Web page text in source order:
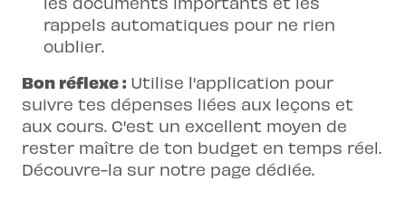
rappels automatiques pour ne rien
oublier.
Bon réflexe : Utilise l'application pour
suivre tes dépenses liées aux leçons et
aux cours. C'est un excellent moyen de
rester maître de ton budget en temps réel.
Découvre-la sur notre page dédiée.